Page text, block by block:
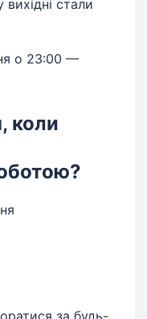
стали
о 23:00 —
коли
за будь-